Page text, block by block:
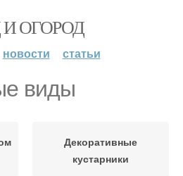
ОГОРОД
новости статьи
виды
Декоративные
кустарники